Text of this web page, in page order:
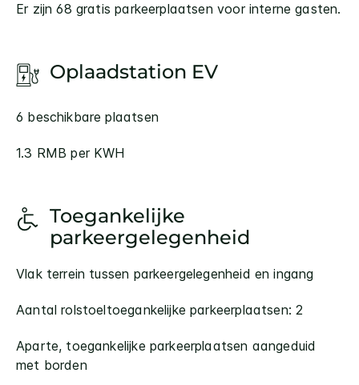
Er zijn 68 gratis parkeerplaatsen voor interne gasten.
Oplaadstation EV
6 beschikbare plaatsen
1.3 RMB per KWH
Toegankelijke
parkeergelegenheid
Vlak terrein tussen parkeergelegenheid en ingang
Aantal rolstoeltoegankelijke parkeerplaatsen: 2
Aparte, toegankelijke parkeerplaatsen aangeduid
met borden